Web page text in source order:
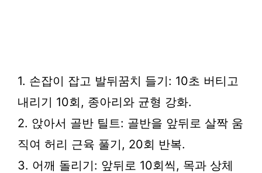
1. 손잡이 잡고 발뒤꿈치 들기: 10초 버티고
내리기 10회, 종아리와 균형 강화.
2. 앉아서 골반 틸트: 골반을 앞뒤로 살짝 움
직여 허리 근육 풀기, 20회 반복.
3. 어깨 돌리기: 앞뒤로 10회씩, 목과 상체